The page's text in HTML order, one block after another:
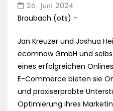
26. Juni 2024
Braubach (ots) –
Jan Kreuzer und Joshua
ecomnow GmbH und
eines erfolgreichen
E-Commerce bieten sie
und praxiserprobte
Optimierung ihres